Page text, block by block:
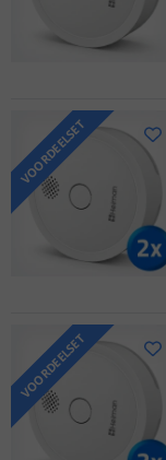
VOORDEELSET
VOORDEELSET